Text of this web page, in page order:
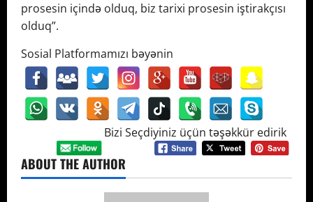
prosesin içində olduq, biz tarixi prosesin iştirakçısı
olduq”.
Sosial Platformamızı bəyənin
Bizi Seçdiyiniz üçün təşəkkür edirik
ABOUT THE AUTHOR